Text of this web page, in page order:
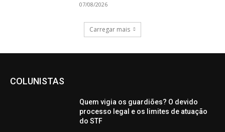
07/08/2026
Carregar mais
COLUNISTAS
Quem vigia os guardiões? O devido
processo legal e os limites de atuação
do STF